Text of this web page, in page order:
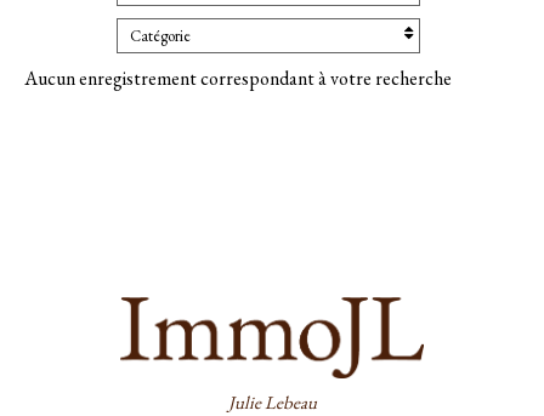
Catégorie
Aucun enregistrement correspondant à votre recherche
Julie Lebeau